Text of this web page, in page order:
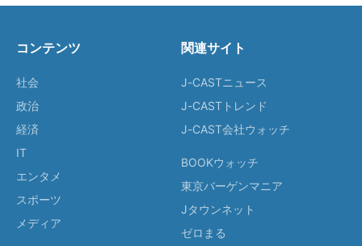
コンテンツ
社会
政治
経済
IT
エンタメ
スポーツ
メディア
関連サイト
J-CASTニュース
J-CASTトレンド
J-CAST会社ウォッチ
BOOKウォッチ
東京バーゲンマニア
Jタウンネット
ゼロまる